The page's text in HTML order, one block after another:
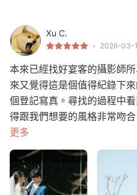
Xu C.
2026-03-
本來已經找好宴客的攝影師
來又覺得這是個值得紀錄下
個登記寫真。尋找的過程中
得跟我們想要的風格非常吻
更多